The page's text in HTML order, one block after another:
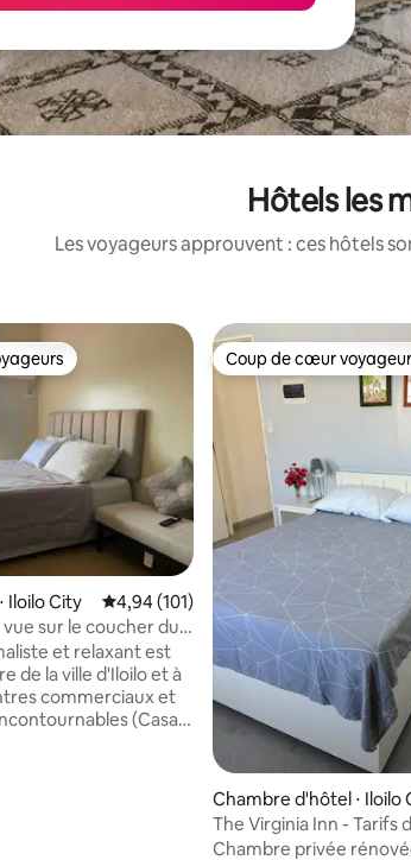
Hôtels les
Les voyageurs approuvent : ces hôtels
Iloilo City Évaluation moyenne sur la base de
4,94 (101)
vue sur le coucher du
Wi-Fi fibrée
et relaxant est
de la ville d'Iloilo et à
commerciaux et
(Casa
Coup de cœur
Coup de cœur
Chambre d'hôtel ⋅ Iloilo
The Virginia Inn - Tarifs d'été !
privée avec salle de
Chambre privée